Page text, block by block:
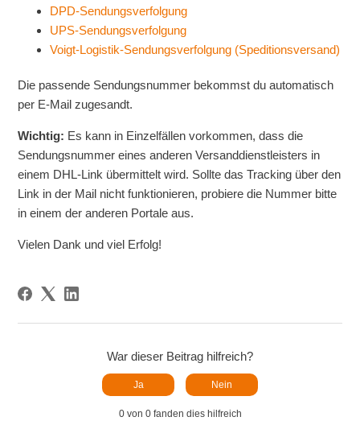
DPD-Sendungsverfolgung
UPS-Sendungsverfolgung
Voigt-Logistik-Sendungsverfolgung (Speditionsversand)
Die passende Sendungsnummer bekommst du automatisch
per E-Mail zugesandt.
Wichtig: Es kann in Einzelfällen vorkommen, dass die
Sendungsnummer eines anderen Versanddienstleisters in
einem DHL-Link übermittelt wird. Sollte das Tracking über den
Link in der Mail nicht funktionieren, probiere die Nummer bitte
in einem der anderen Portale aus.
Vielen Dank und viel Erfolg!
War dieser Beitrag hilfreich?
Ja Nein
0 von 0 fanden dies hilfreich